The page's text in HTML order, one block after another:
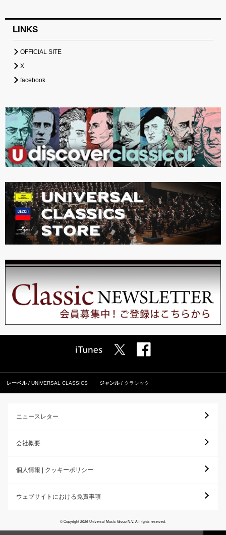
LINKS
OFFICIAL SITE
X
facebook
レーベル UNIVERSAL CLASSICS ジャンル クラシック
ニュースレター
会社概要
個人情報 | クッキーポリシー
ウェブサイトにおける免責事項
© Copyright 2026 Universal Music Group N.V. All rights reserved.